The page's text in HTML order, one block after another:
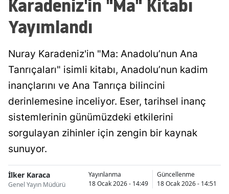
Karadeniz'in "Ma" Kitabı
Yayımlandı
Nuray Karadeniz'in "Ma: Anadolu’nun Ana
Tanrıçaları" isimli kitabı, Anadolu’nun kadim
inançlarını ve Ana Tanrıça bilincini
derinlemesine inceliyor. Eser, tarihsel inanç
sistemlerinin günümüzdeki etkilerini
sorgulayan zihinler için zengin bir kaynak
sunuyor.
İlker Karaca
Genel Yayın Müdürü
Yayınlanma
18 Ocak 2026 - 14:49
Güncellenme
18 Ocak 2026 - 14:51